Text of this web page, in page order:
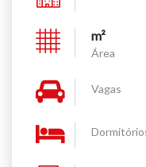
m²
Área
Vagas